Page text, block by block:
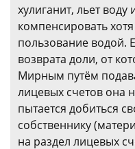
хулиганит, льет воду
компенсировать
пользование водой.
возврата доли, от
Мирным путём
лицевых счетов она
пытается добиться
собственнику
на раздел лицевых